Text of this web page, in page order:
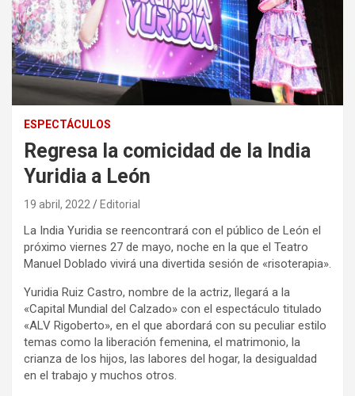
ESPECTÁCULOS
Regresa la comicidad de la India
Yuridia a León
19 abril, 2022 Editorial
La India Yuridia se reencontrará con el público de León el
próximo viernes 27 de mayo, noche en la que el Teatro
Manuel Doblado vivirá una divertida sesión de «risoterapia».
Yuridia Ruiz Castro, nombre de la actriz, llegará a la
«Capital Mundial del Calzado» con el espectáculo titulado
«ALV Rigoberto», en el que abordará con su peculiar estilo
temas como la liberación femenina, el matrimonio, la
crianza de los hijos, las labores del hogar, la desigualdad
en el trabajo y muchos otros.